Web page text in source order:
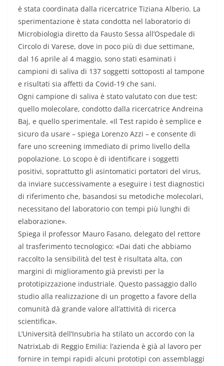
è stata coordinata dalla ricercatrice Tiziana Alberio. La
sperimentazione è stata condotta nel laboratorio di
Microbiologia diretto da Fausto Sessa all’Ospedale di
Circolo di Varese, dove in poco più di due settimane,
dal 16 aprile al 4 maggio, sono stati esaminati i
campioni di saliva di 137 soggetti sottoposti al tampone
e risultati sia affetti da Covid-19 che sani.
Ogni campione di saliva è stato valutato con due test:
quello molecolare, condotto dalla ricercatrice Andreina
Baj, e quello sperimentale. «Il Test rapido è semplice e
sicuro da usare – spiega Lorenzo Azzi – e consente di
fare uno screening immediato di primo livello della
popolazione. Lo scopo è di identificare i soggetti
positivi, soprattutto gli asintomatici portatori del virus,
da inviare successivamente a eseguire i test diagnostici
di riferimento che, basandosi su metodiche molecolari,
necessitano del laboratorio con tempi più lunghi di
elaborazione».
Spiega il professor Mauro Fasano, delegato del rettore
al trasferimento tecnologico: «Dai dati che abbiamo
raccolto la sensibilità del test è risultata alta, con
margini di miglioramento già previsti per la
prototipizzazione industriale. Questo passaggio dallo
studio alla realizzazione di un progetto a favore della
comunità dà grande valore all’attività di ricerca
scientifica».
L’Università dell’Insubria ha stilato un accordo con la
NatrixLab di Reggio Emilia: l’azienda è già al lavoro per
fornire in tempi rapidi alcuni prototipi con assemblaggi